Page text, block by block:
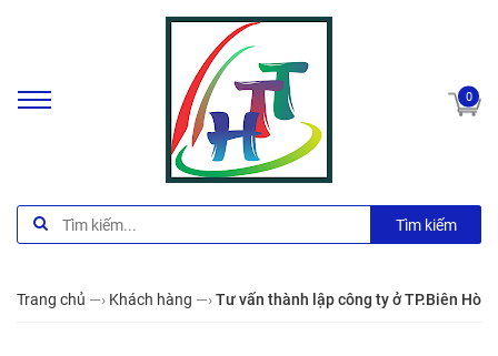
0
Tìm kiếm
Trang chủ —› Khách hàng —›Tư vấn thành lập công ty ở TP.Biên Hòa